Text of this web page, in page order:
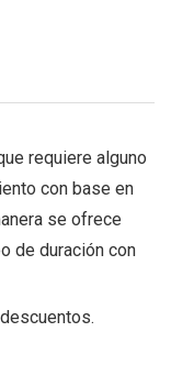
requiere alguno
con base en
se ofrece
de duración con